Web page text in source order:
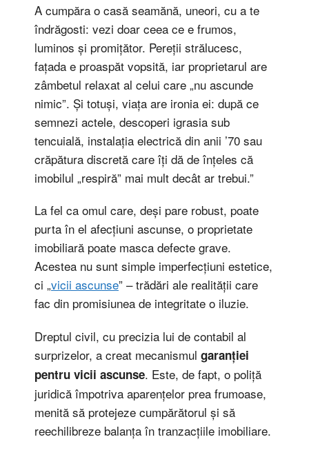
A cumpăra o casă seamănă, uneori, cu a te
îndrăgosti: vezi doar ceea ce e frumos,
luminos și promițător. Pereții strălucesc,
fațada e proaspăt vopsită, iar proprietarul are
zâmbetul relaxat al celui care „nu ascunde
nimic”. Și totuși, viața are ironia ei: după ce
semnezi actele, descoperi igrasia sub
tencuială, instalația electrică din anii ’70 sau
crăpătura discretă care îți dă de înțeles că
imobilul „respiră” mai mult decât ar trebui.”
La fel ca omul care, deși pare robust, poate
purta în el afecțiuni ascunse, o proprietate
imobiliară poate masca defecte grave.
Acestea nu sunt simple imperfecțiuni estetice,
ci „vicii ascunse” – trădări ale realității care
fac din promisiunea de integritate o iluzie.
Dreptul civil, cu precizia lui de contabil al
surprizelor, a creat mecanismul garanției
pentru vicii ascunse. Este, de fapt, o poliță
juridică împotriva aparențelor prea frumoase,
menită să protejeze cumpărătorul și să
reechilibreze balanța în tranzacțiile imobiliare.